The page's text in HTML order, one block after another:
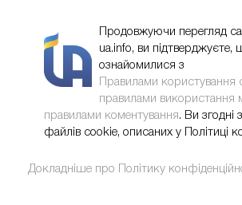
Продовжуючи перегляд
ua.info, ви підтверджуєте,
ознайомилися з
Правилами користування
правилами використання
правилами коментування. Ви згодні
файлів cookie, описаних у Політиці
Докладніше про Політику